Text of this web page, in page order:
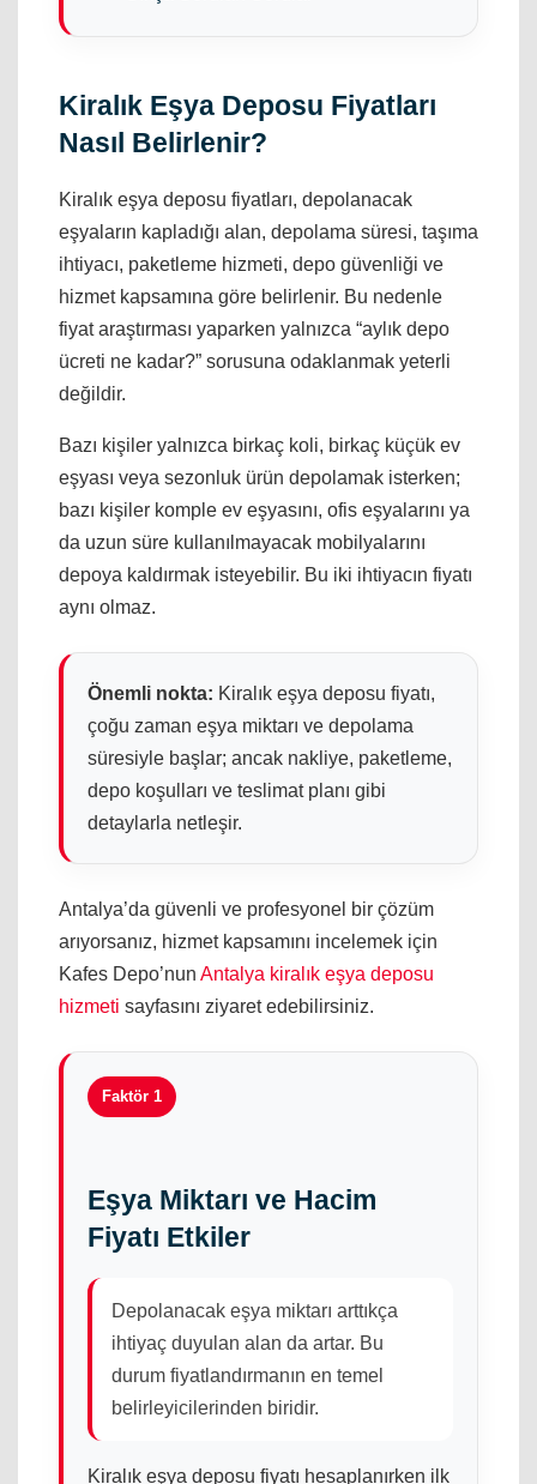
Kiralık Eşya Deposu Fiyatları
Nasıl Belirlenir?
Kiralık eşya deposu fiyatları, depolanacak
eşyaların kapladığı alan, depolama süresi, taşıma
ihtiyacı, paketleme hizmeti, depo güvenliği ve
hizmet kapsamına göre belirlenir. Bu nedenle
fiyat araştırması yaparken yalnızca “aylık depo
ücreti ne kadar?” sorusuna odaklanmak yeterli
değildir.
Bazı kişiler yalnızca birkaç koli, birkaç küçük ev
eşyası veya sezonluk ürün depolamak isterken;
bazı kişiler komple ev eşyasını, ofis eşyalarını ya
da uzun süre kullanılmayacak mobilyalarını
depoya kaldırmak isteyebilir. Bu iki ihtiyacın fiyatı
aynı olmaz.
Önemli nokta: Kiralık eşya deposu fiyatı,
çoğu zaman eşya miktarı ve depolama
süresiyle başlar; ancak nakliye, paketleme,
depo koşulları ve teslimat planı gibi
detaylarla netleşir.
Antalya’da güvenli ve profesyonel bir çözüm
arıyorsanız, hizmet kapsamını incelemek için
Kafes Depo’nun Antalya kiralık eşya deposu
hizmeti sayfasını ziyaret edebilirsiniz.
Faktör 1
Eşya Miktarı ve Hacim
Fiyatı Etkiler
Depolanacak eşya miktarı arttıkça
ihtiyaç duyulan alan da artar. Bu
durum fiyatlandırmanın en temel
belirleyicilerinden biridir.
Kiralık eşya deposu fiyatı hesaplanırken ilk